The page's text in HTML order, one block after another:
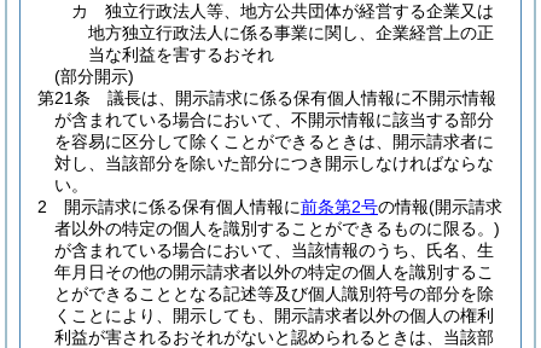
カ
独立行政法人等、地方公共団体が経営する企業又は
地方独立行政法人に係る事業に関し、企業経営上の正
当な利益を害するおそれ
(部分開示)
第21条
議長は、開示請求に係る保有個人情報に不開示情報
が含まれている場合において、不開示情報に該当する部分
を容易に区分して除くことができるときは、開示請求者に
対し、当該部分を除いた部分につき開示しなければならな
い。
2
開示請求に係る保有個人情報に前条第2号の情報(開示請求
者以外の特定の個人を識別することができるものに限る。)
が含まれている場合において、当該情報のうち、氏名、生
年月日その他の開示請求者以外の特定の個人を識別するこ
とができることとなる記述等及び個人識別符号の部分を除
くことにより、開示しても、開示請求者以外の個人の権利
利益が害されるおそれがないと認められるときは、当該部